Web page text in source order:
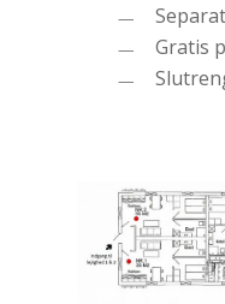
Gratis